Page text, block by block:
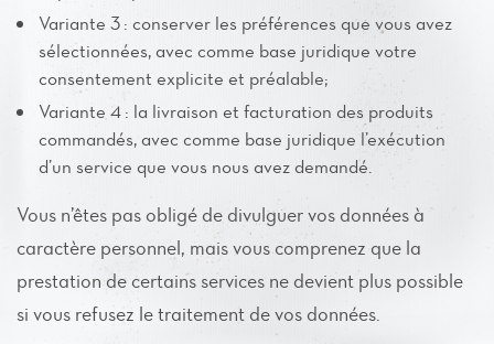
Variante 3 : conserver les préférences que vous avez
sélectionnées, avec comme base juridique votre
consentement explicite et préalable;
Variante 4 : la livraison et facturation des produits
commandés, avec comme base juridique l’exécution
d’un service que vous nous avez demandé.
Vous n’êtes pas obligé de divulguer vos données à
caractère personnel, mais vous comprenez que la
prestation de certains services ne devient plus possible
si vous refusez le traitement de vos données.